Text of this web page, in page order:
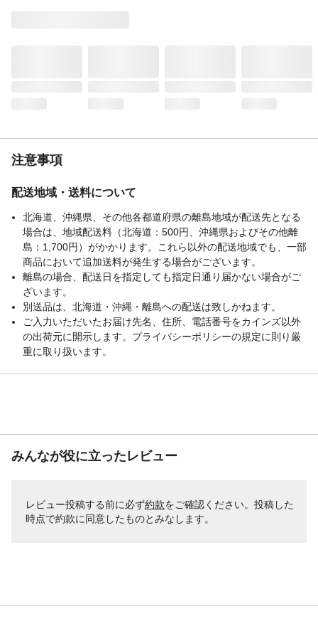
注意事項
配送地域・送料について
北海道、沖縄県、その他各都道府県の離島地域が配送先となる
場合は、地域配送料（北海道：500円、沖縄県およびその他離
島：1,700円）がかかります。これら以外の配送地域でも、一部
商品において追加送料が発生する場合がございます。
離島の場合、配送日を指定しても指定日通り届かない場合がご
ざいます。
別送品は、北海道・沖縄・離島への配送は致しかねます。
ご入力いただいたお届け先名、住所、電話番号をカインズ以外
の出荷元に開示します。プライバシーポリシーの規定に則り厳
重に取り扱います。
みんなが役に立ったレビュー
レビュー投稿する前に必ず約款をご確認ください。投稿した
時点で約款に同意したものとみなします。